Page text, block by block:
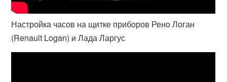
Настройка часов на щитке приборов Рено Логан
(Renault Logan) и Лада Ларгус